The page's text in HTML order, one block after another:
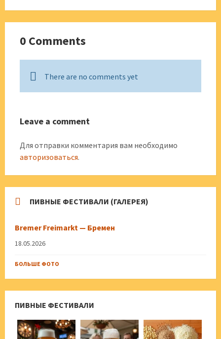
0 Comments
There are no comments yet
Leave a comment
Для отправки комментария вам необходимо
авторизоваться.
ПИВНЫЕ ФЕСТИВАЛИ (ГАЛЕРЕЯ)
Bremer Freimarkt — Бремен
18.05.2026
БОЛЬШЕ ФОТО
ПИВНЫЕ ФЕСТИВАЛИ